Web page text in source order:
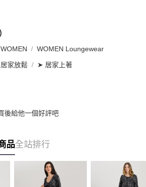
WOMEN WOMEN Loungewear
居家放鬆 ➤ 居家上著
後給他一個好評吧
品全站排行